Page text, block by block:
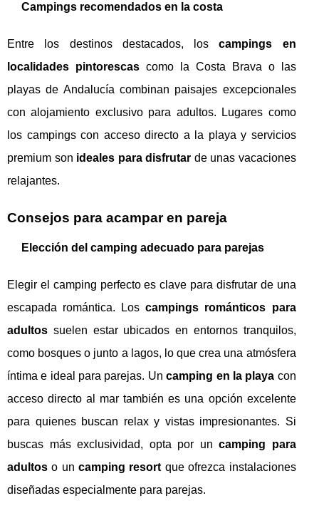
Campings recomendados en la costa
Entre los destinos destacados, loscampings en
localidades pintorescascomo la Costa Brava o las
playas de Andalucía combinan paisajes excepcionales
con alojamiento exclusivo para adultos. Lugares como
los campings con acceso directo a la playa y servicios
premium son ideales para disfrutar de unas vacaciones
relajantes.
Consejos para acampar en pareja
Elección del camping adecuado para parejas
Elegir el camping perfecto es clave para disfrutar de una
escapada romántica. Loscampings románticos para
adultos suelen estar ubicados en entornos tranquilos,
como bosques o junto a lagos, lo que crea una atmósfera
íntima e ideal para parejas. Uncamping en la playa con
acceso directo al mar también es una opción excelente
para quienes buscan relax y vistas impresionantes. Si
buscas más exclusividad, opta por uncamping para
adultos o uncamping resort que ofrezca instalaciones
diseñadas especialmente para parejas.